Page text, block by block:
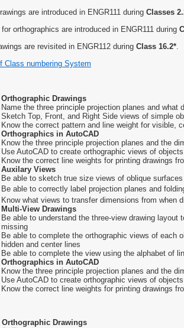
are introduced in ENGR111 during Classes
orthographics are introduced in ENGR111 during
are revisited in ENGR112 during Class 16.2*.
Class numbering System
Orthographic Drawings
Name the three principle projection planes and what
Sketch Top, Front, and Right Side views of simple
Know the correct pattern and line weight for visible,
Orthographics in AutoCAD
Know the three principle projection planes and the
Use AutoCAD to create orthographic views of objects
Know the correct line weights for printing drawings
Auxilary Views
Be able to sketch true size views of oblique
Be able to correctly label projection planes and
Know what views to transfer dimensions from when
Multi-View Drawings
Be able to understand the three-view drawing layout
missing
Be able to complete the orthographic views of each
hidden and center lines
Be able to complete the view using the alphabet of
Orthographics in AutoCAD
Know the three principle projection planes and the
Use AutoCAD to create orthographic views of objects
Know the correct line weights for printing drawings
Orthographic Drawings